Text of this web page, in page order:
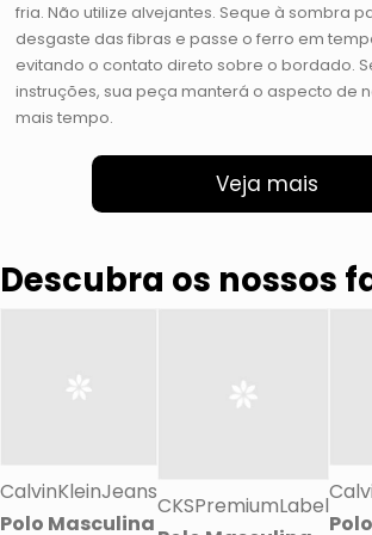
fria. Não utilize alvejantes. Seque à sombra
desgaste das fibras e passe o ferro em
evitando o contato direto sobre o bordado.
instruções, sua peça manterá o aspecto de
mais tempo.
Veja mais
Descubra os nossos
CalvinKleinJeans
Polo Masculina
CKSPremiumLabel